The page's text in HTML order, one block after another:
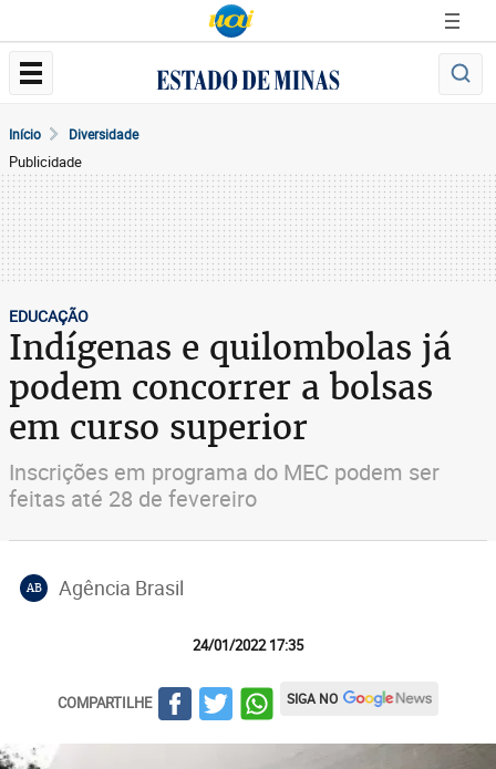
Início Diversidade
Publicidade
EDUCAÇÃO
Indígenas e quilombolas já
podem concorrer a bolsas
em curso superior
Inscrições em programa do MEC podem ser
feitas até 28 de fevereiro
AB Agência Brasil
24/01/2022 17:35
COMPARTILHE SIGA NO